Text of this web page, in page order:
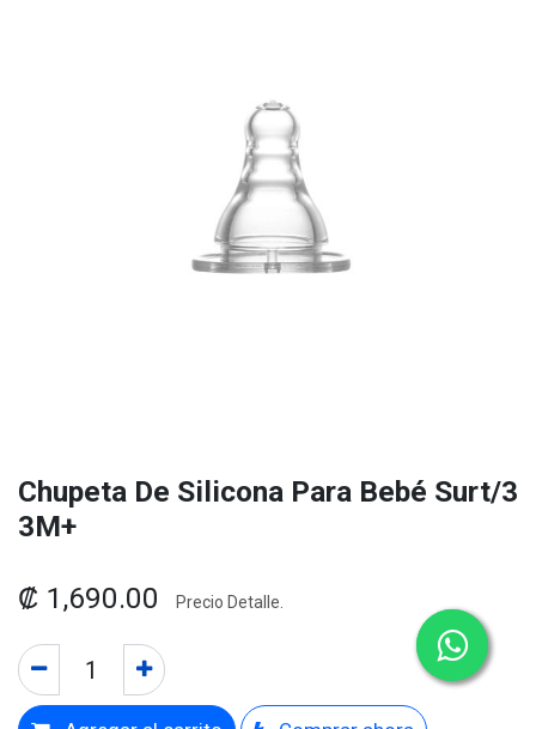
Chupeta De Silicona Para Bebé Surt/3
3M+
₡ 1,690.00 Precio Detalle.